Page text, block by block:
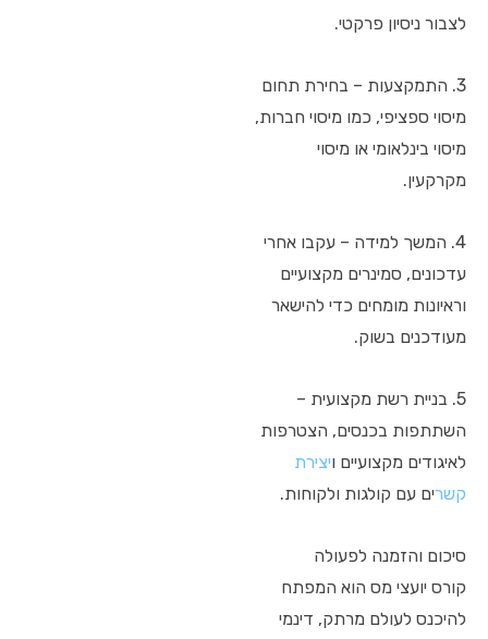
לצבור ניסיון פרקטי.
3. התמקצעות – בחירת תחום
מיסוי ספציפי, כמו מיסוי חברות,
מיסוי בינלאומי או מיסוי
מקרקעין.
4. המשך למידה – עקבו אחרי
עדכונים, סמינרים מקצועיים
וראיונות מומחים כדי להישאר
מעודכנים בשוק.
5. בניית רשת מקצועית –
השתתפות בכנסים, הצטרפות
לאיגודים מקצועיים ויצירת
קשרים עם קולגות ולקוחות.
סיכום והזמנה לפעולה
קורס יועצי מס הוא המפתח
להיכנס לעולם מרתק, דינמי